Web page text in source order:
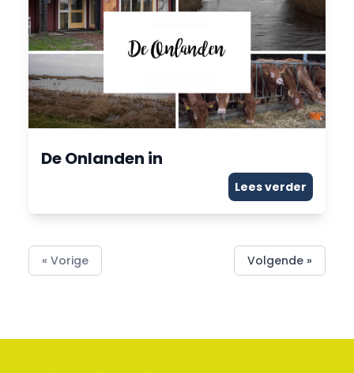
De Onlanden in
Lees verder
« Vorige Volgende »